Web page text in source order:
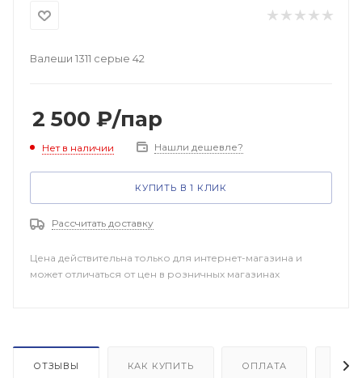
Валеши 1311 серые 42
2 500 ₽/пар
Нет в наличии Нашли дешевле?
КУПИТЬ В 1 КЛИК
Рассчитать доставку
Цена действительна только для интернет-магазина и
может отличаться от цен в розничных магазинах
ОТЗЫВЫ КАК КУПИТЬ ОПЛАТА